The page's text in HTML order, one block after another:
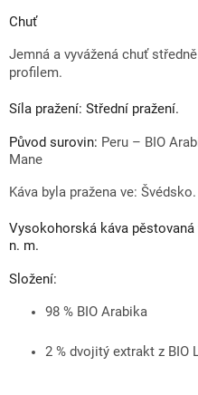
Chuť
Jemná a vyvážená chuť
profilem.
Síla pražení: Střední pražení.
Původ surovin: Peru – BIO
Mane
Káva byla pražena ve: Švédsko.
Vysokohorská káva
n. m.
Složení:
98 % BIO Arabika
2 % dvojitý extrakt z BIO